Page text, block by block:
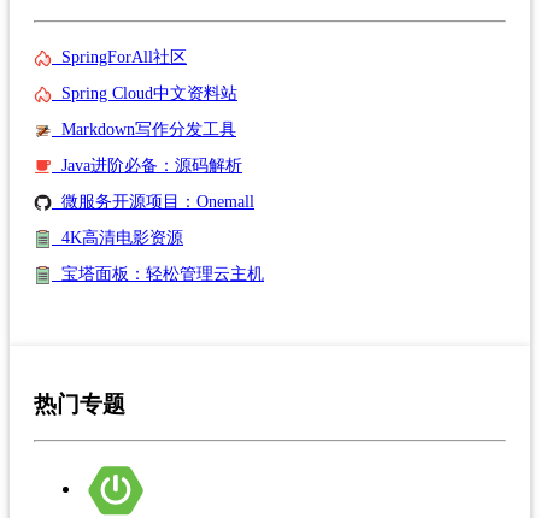
SpringForAll社区
Spring Cloud中文资料站
Markdown写作分发工具
Java进阶必备：源码解析
微服务开源项目：Onemall
4K高清电影资源
宝塔面板：轻松管理云主机
热门专题